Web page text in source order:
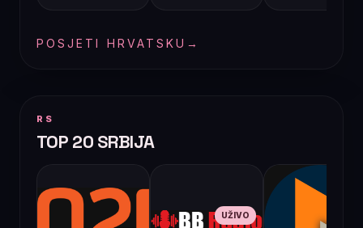
POSJETI HRVATSKU →
RS
TOP 20 SRBIJA
UŽIVO